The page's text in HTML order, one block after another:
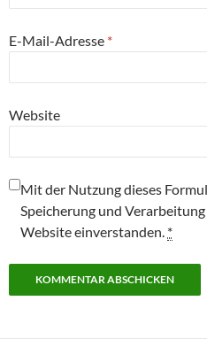
E-Mail-Adresse *
Website
Mit der Nutzung dieses
Speicherung und
Website einverstanden. *